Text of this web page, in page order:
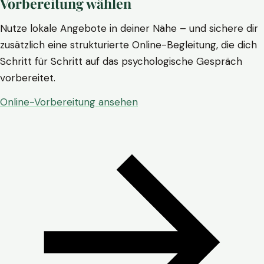
Nutze lokale Angebote in deiner Nähe – und sichere dir
zusätzlich eine strukturierte Online-Begleitung, die dich
Schritt für Schritt auf das psychologische Gespräch
vorbereitet.
Online-Vorbereitung ansehen